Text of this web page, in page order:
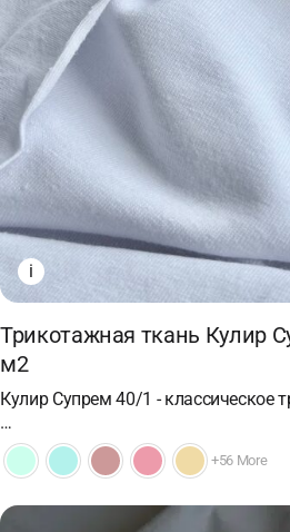
i
Трикотажная ткань Кулир
м2
Кулир Супрем 40/1 - классическое
…
+56 More